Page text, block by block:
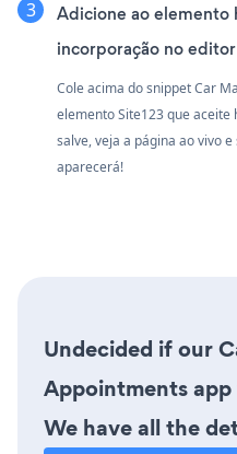
Adicione ao elemento
incorporação no
Cole acima do snippet Car
elemento Site123 que
salve, veja a página ao vivo
aparecerá!
Undecided if our
Appointments
We have all the